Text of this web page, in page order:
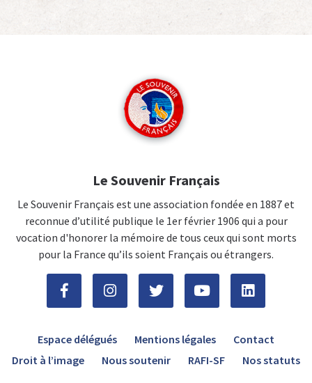
Le Souvenir Français
Le Souvenir Français est une association fondée en 1887 et
reconnue d’utilité publique le 1er février 1906 qui a pour
vocation d'honorer la mémoire de tous ceux qui sont morts
pour la France qu’ils soient Français ou étrangers.
Espace délégués Mentions légales
Contact
Droit à l’image
Nous soutenir RAFI-SF Nos statuts